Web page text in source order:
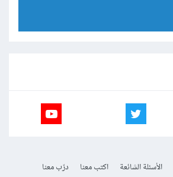
الأسئلة الشائعة اكتب معنا
درّب معنا